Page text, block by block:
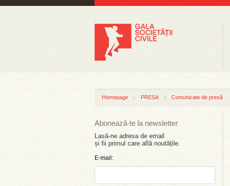
Homepage PRESA Comunicate de presă
Abonează-te la newsletter
Lasă-ne adresa de email
și fii primul care află noutățile.
E-mail: